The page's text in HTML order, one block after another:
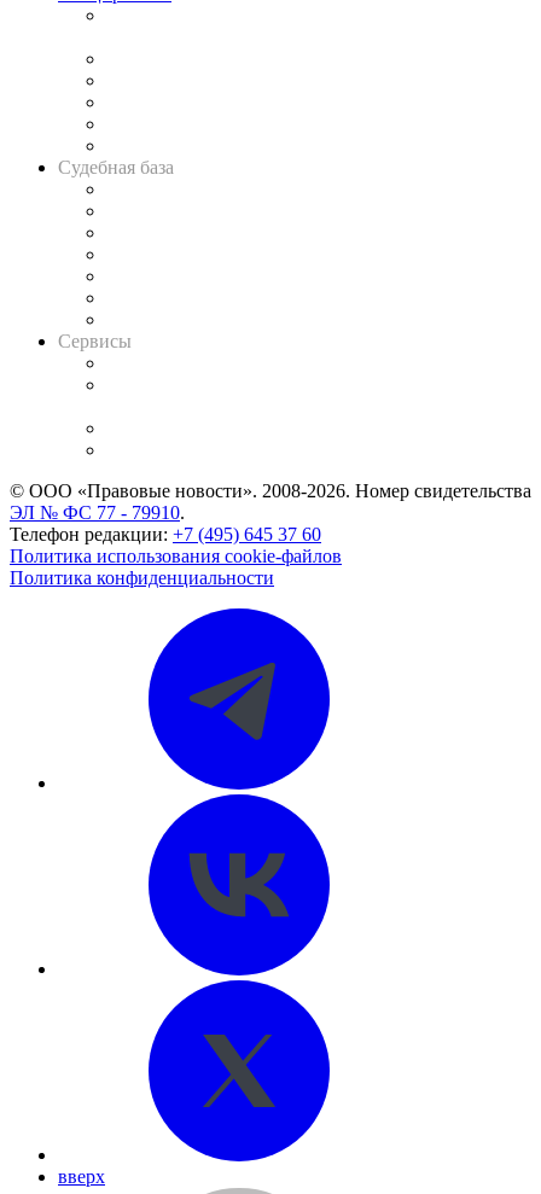
Судебная база
Сервисы
© ООО «Правовые новости». 2008-2026. Номер свидетельства
ЭЛ № ФС 77 - 79910.
Телефон редакции: +7 (495) 645 37 60
Политика использования cookie-файлов
Политика конфиденциальности
вверх